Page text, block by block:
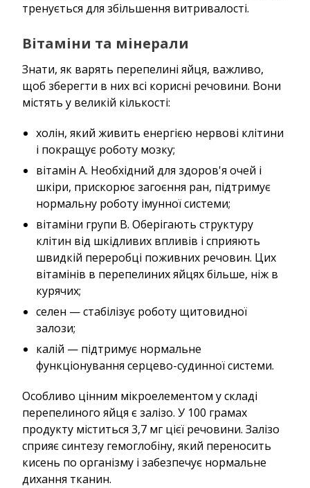
тренується для збільшення витривалості.
Вітаміни та мінерали
Знати, як варять перепелині яйця, важливо,
щоб зберегти в них всі корисні речовини. Вони
містять у великій кількості:
холін, який живить енергією нервові клітини
і покращує роботу мозку;
вітамін А. Необхідний для здоров'я очей і
шкіри, прискорює загоєння ран, підтримує
нормальну роботу імунної системи;
вітаміни групи B. Оберігають структуру
клітин від шкідливих впливів і сприяють
швидкій переробці поживних речовин. Цих
вітамінів в перепелиних яйцях більше, ніж в
курячих;
селен — стабілізує роботу щитовидної
залози;
калій — підтримує нормальне
функціонування серцево-судинної системи.
Особливо цінним мікроелементом у складі
перепелиного яйця є залізо. У 100 грамах
продукту міститься 3,7 мг цієї речовини. Залізо
сприяє синтезу гемоглобіну, який переносить
кисень по організму і забезпечує нормальне
дихання тканин.